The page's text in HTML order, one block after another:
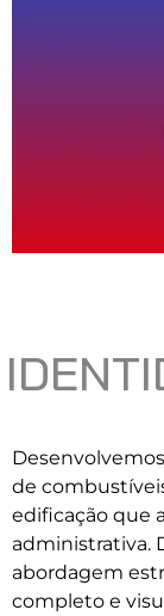
de
edificação que
administrativa.
abordagem
completo e